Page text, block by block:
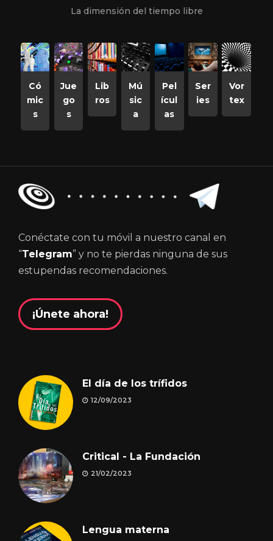
La dimensión del tiempo libre
Có
mic
s
Jue
go
s
Lib
ros
Mú
sic
a
Pel
ícul
as
Ser
ies
Vor
tex
Conéctate con tu móvil a nuestro canal en
“Telegram” y no te pierdas ninguna de sus
estupendas recomendaciones.
¡Únete ahora!
El día de los trífidos
12/09/2023
Critical - La Fundación
21/02/2023
Lengua materna